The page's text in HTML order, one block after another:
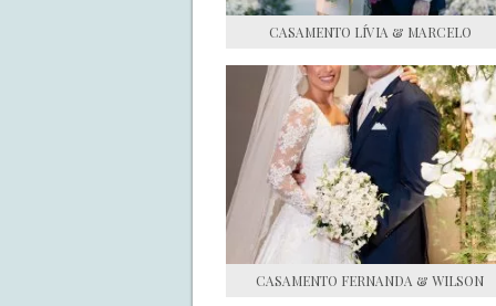
CASAMENTO LÍVIA & MARCELO
CASAMENTO FERNANDA & WILSON